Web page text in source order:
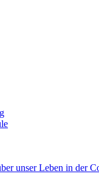
unser Leben in der